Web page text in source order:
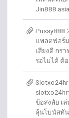
Pussy888
แพลตฟอร์
เสียงดี กร
รอไม่ได้ ต้
ข้อสงสัย เ
ลุ้นโบนัสทั